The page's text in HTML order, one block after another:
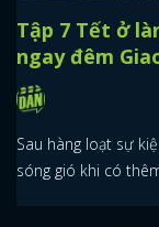
Tập 7 Tết ở
ngay đêm
Sau hàng loạt sự
sóng gió khi có